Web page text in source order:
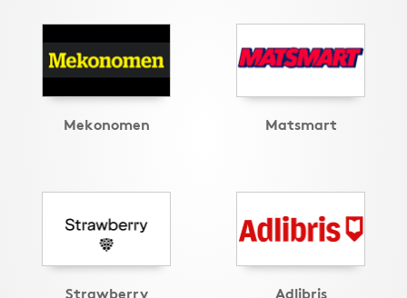
Mekonomen Matsmart
Strawberry Adlibris